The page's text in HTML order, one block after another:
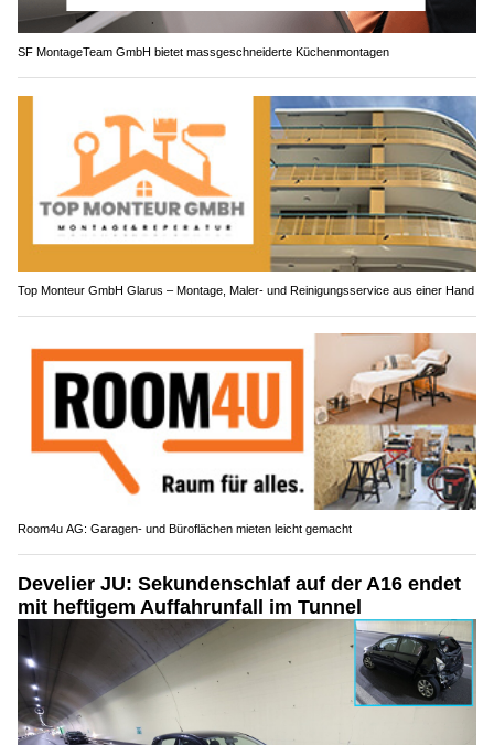
SF MontageTeam GmbH bietet massgeschneiderte Küchenmontagen
Top Monteur GmbH Glarus – Montage, Maler- und Reinigungsservice aus einer Hand
Room4u AG: Garagen- und Büroflächen mieten leicht gemacht
Develier JU: Sekundenschlaf auf der A16 endet
mit heftigem Auffahrunfall im Tunnel